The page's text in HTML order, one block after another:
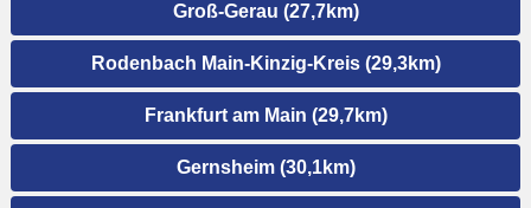
Groß-Gerau (27,7km)
Rodenbach Main-Kinzig-Kreis (29,3km)
Frankfurt am Main (29,7km)
Gernsheim (30,1km)